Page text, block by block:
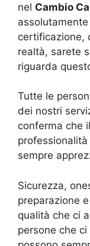
nel Cambio
certificazione,
realtà, sarete
riguarda
Tutte le
dei nostri
conferma che
sempre
Sicurezza,
preparazione
qualità che ci
persone che